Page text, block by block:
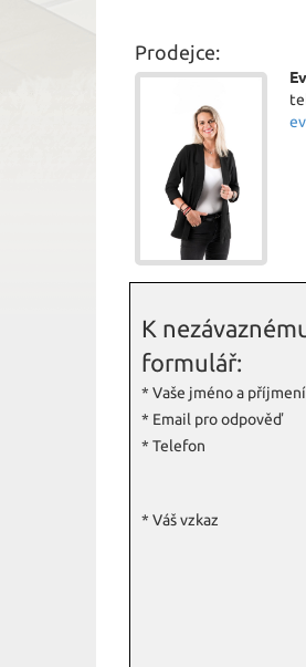
Prodejce:
K
formulář:
* Vaše jméno a příjmení
* Email pro odpověď
* Telefon
* Váš vzkaz